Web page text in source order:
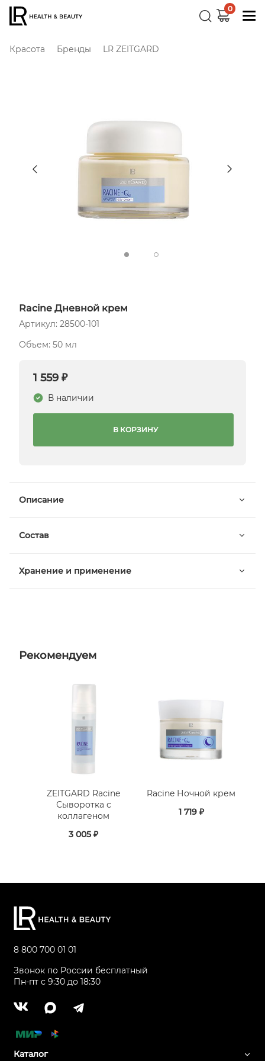
0
Красота Бренды LR ZEITGARD
Racine Дневной крем
Артикул: 28500-101
Объем: 50 мл
1 559 ₽
В наличии
В КОРЗИНУ
Описание
Состав
Хранение и применение
Рекомендуем
ZEITGARD Racine
Сыворотка с
коллагеном
3 005 ₽
Racine Ночной крем
1 719 ₽
8 800 700 01 01
Звонок по России бесплатный
Пн-пт с 9:30 до 18:30
Каталог